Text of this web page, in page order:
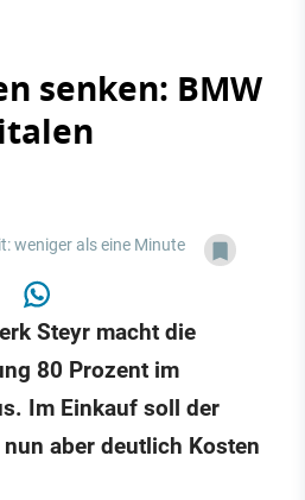
senken: BMW
weniger als eine Minute
Steyr macht die
80 Prozent im
Im Einkauf soll der
aber deutlich Kosten